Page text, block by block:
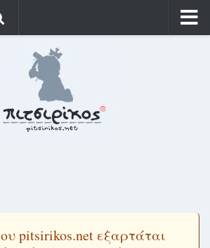
pitsirikos.net εξαρτάται